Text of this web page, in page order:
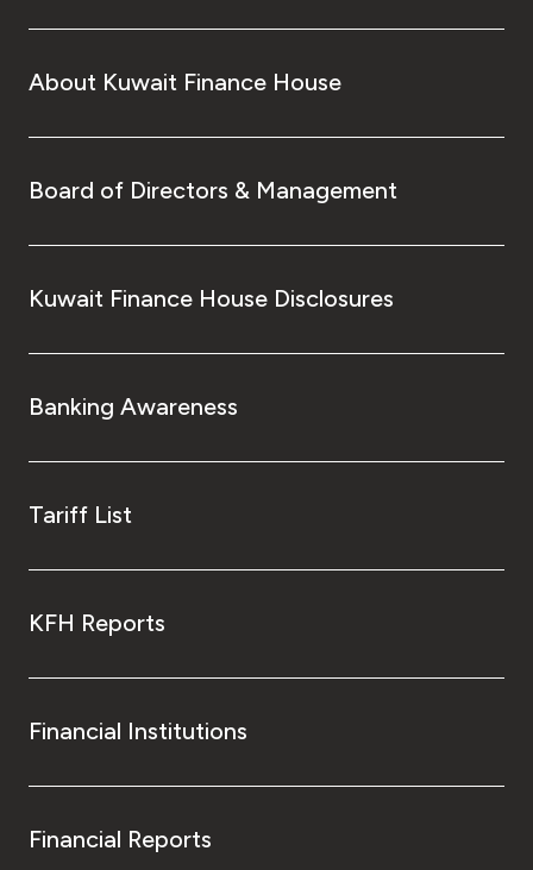
About Kuwait Finance House
Board of Directors & Management
Kuwait Finance House Disclosures
Banking Awareness
Tariff List
KFH Reports
Financial Institutions
Financial Reports